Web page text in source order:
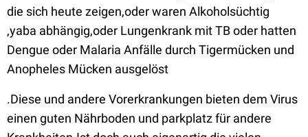
die sich heute zeigen,oder waren Alkoholsüchtig
,yaba abhängig,oder Lungenkrank mit TB oder hatten
Dengue oder Malaria Anfälle durch Tigermücken und
Anopheles Mücken ausgelöst
.Diese und andere Vorerkrankungen bieten dem Virus
einen guten Nährboden und parkplatz für andere